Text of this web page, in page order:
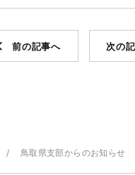
前の記事へ 次の
鳥取県支部からのお知らせ